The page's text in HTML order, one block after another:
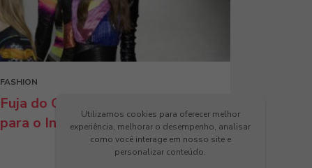
FASHION
Fuja do Clássico: Confira 9 Cores
para o Inverno de 2019Utilizamos cookies para oferecer melhor
experiência, melhorar o desempenho, analisar
como você interage em nosso site e
personalizar conteúdo.